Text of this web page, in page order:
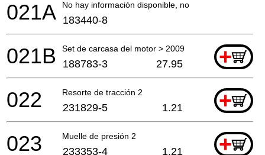
No hay información disponible, no se puede pedir
021A 183440-8
Set de carcasa del motor > 2009 +
021B 188783-3 27.95
Resorte de tracción 2 +
022 231829-5 1.21
Muelle de presión 2 +
023 233353-4 1.21